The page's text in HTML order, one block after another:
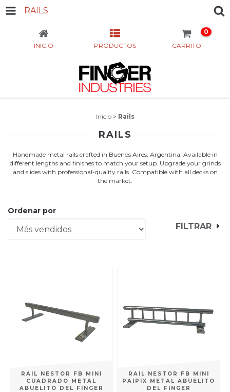
RAILS
INICIO PRODUCTOS CARRITO
0
Inicio > Rails
RAILS
Handmade metal rails crafted in Buenos Aires, Argentina. Available in
different lengths and finishes to match your setup. Upgrade your grinds
and slides with professional-quality rails. Compatible with all decks on
the market.
Ordenar por
FILTRAR
RAIL NESTOR FB MINI
CUADRADO METAL
ABUELITO DEL FINGER
RAIL NESTOR FB MINI
PAIPIX METAL ABUELITO
DEL FINGER